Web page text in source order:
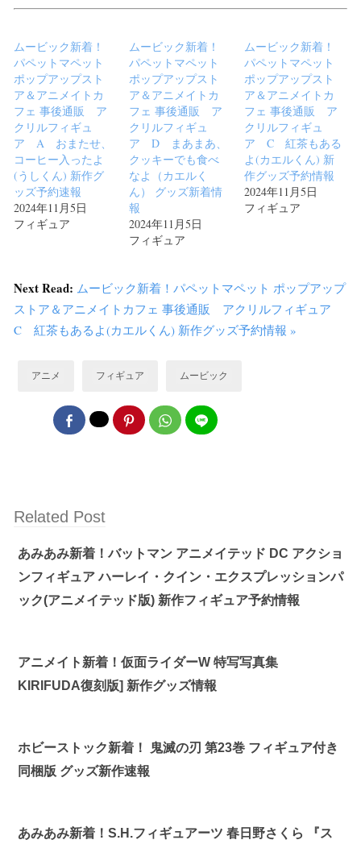
ムービック新着！
パペットマペット
ポップアップスト
ア＆アニメイトカ
フェ 事後通販 ア
クリルフィギュ
ア A おまたせ、
コーヒー入ったよ
(うしくん) 新作グ
ッズ予約速報
2024年11月5日
フィギュア
ムービック新着！
パペットマペット
ポップアップスト
ア＆アニメイトカ
フェ 事後通販 ア
クリルフィギュ
ア D まあまあ、
クッキーでも食べ
なよ（カエルく
ん） グッズ新着情
報
2024年11月5日
フィギュア
ムービック新着！
パペットマペット
ポップアップスト
ア＆アニメイトカ
フェ 事後通販 ア
クリルフィギュ
ア C 紅茶もある
よ(カエルくん) 新
作グッズ予約情報
2024年11月5日
フィギュア
Next Read: ムービック新着！パペットマペット ポップアップ
ストア＆アニメイトカフェ 事後通販 アクリルフィギュア
C 紅茶もあるよ(カエルくん) 新作グッズ予約情報 »
アニメ フィギュア ムービック
Related Post
あみあみ新着！バットマン アニメイテッド DC アクショ
ンフィギュア ハーレイ・クイン・エクスプレッションパ
ック(アニメイテッド版) 新作フィギュア予約情報
アニメイト新着！仮面ライダーW 特写写真集
KIRIFUDA復刻版] 新作グッズ情報
ホビーストック新着！ 鬼滅の刃 第23巻 フィギュア付き
同梱版 グッズ新作速報
あみあみ新着！S.H.フィギュアーツ 春日野さくら 『ス